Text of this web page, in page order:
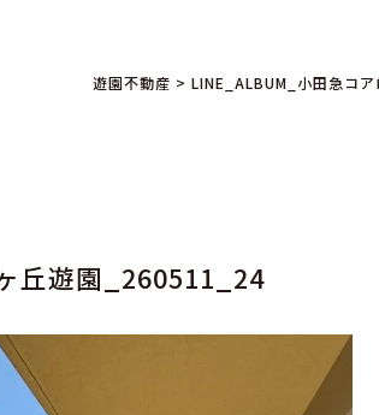
遊園不動産 > LINE_ALBUM_小田急コ
丘遊園_260511_24